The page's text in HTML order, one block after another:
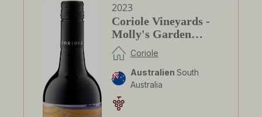
2023
Coriole Vineyards -
Molly's Garden
Shiraz-Sangiovese
Coriole
Australien South
Australia